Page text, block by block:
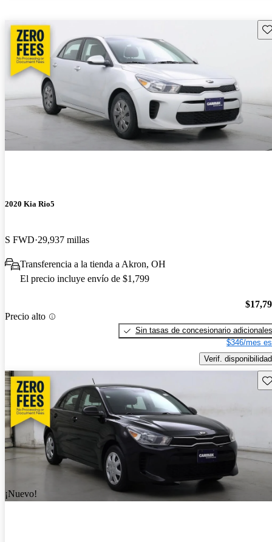
2020 Kia Rio5
S FWD 29,937 millas
Transferencia a la tienda a Akron, OH
El precio incluye envío de $1,799
Precio alto
Sin tasas de concesionario adicionales
$346/mes
Verif. disponibilidad
¡Nuevo!